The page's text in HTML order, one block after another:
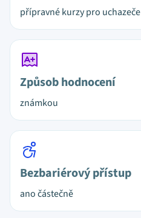
přípravné kurzy pro uchazeče
Způsob hodnocení
známkou
Bezbariérový přístup
ano částečně